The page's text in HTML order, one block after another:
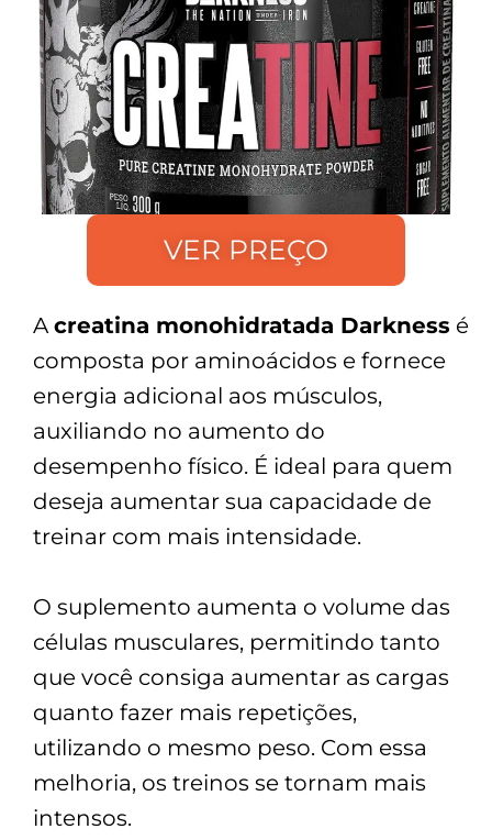
VER PREÇO
A creatina monohidratada Darkness é
composta por aminoácidos e fornece
energia adicional aos músculos,
auxiliando no aumento do
desempenho físico. É ideal para quem
deseja aumentar sua capacidade de
treinar com mais intensidade.
O suplemento aumenta o volume das
células musculares, permitindo tanto
que você consiga aumentar as cargas
quanto fazer mais repetições,
utilizando o mesmo peso. Com essa
melhoria, os treinos se tornam mais
intensos.